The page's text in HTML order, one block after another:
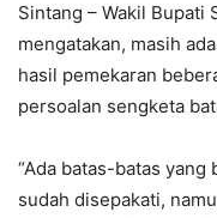
Sintang – Wakil Bupati
mengatakan, masih
hasil pemekaran
persoalan sengketa
“Ada batas-batas yang
sudah disepakati,